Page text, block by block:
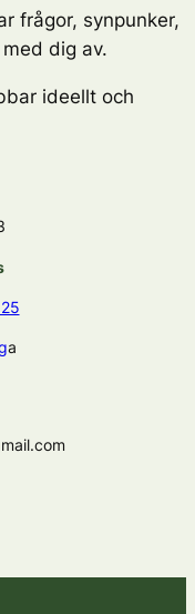
frågor, synpunker,
dig av.
ideellt och
a